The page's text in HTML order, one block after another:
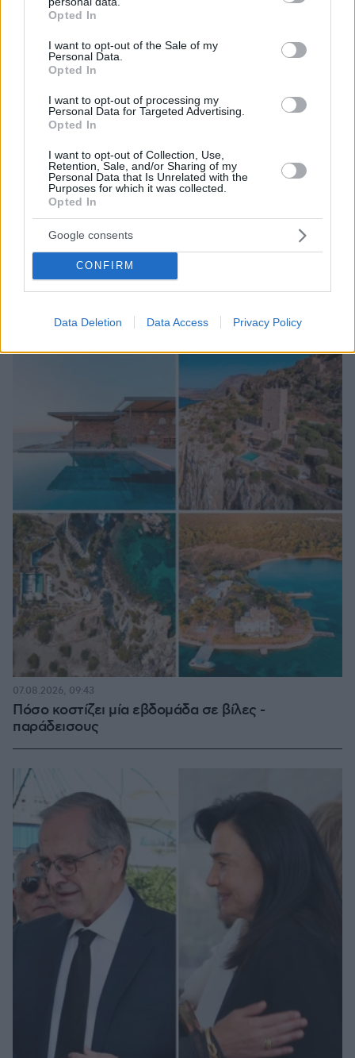
grant or deny consent to Google and its third-party tags to
use your data for below specified purposes in below Google
consent section.
Opted In
I want to opt-out of the Sale of my
Personal Data.
Opted In
I want to opt-out of processing my
Personal Data for Targeted Advertising.
Opted In
I want to opt-out of Collection, Use,
Retention, Sale, and/or Sharing of my
Personal Data that Is Unrelated with the
Purposes for which it was collected.
Opted In
Google consents
CONFIRM
Data Deletion Data Access Privacy Policy
Loaded:
Οικογενειακή τραγωδία στις Σέρρες, μητέρα και
γιος οι νεκροί από την μετωπική φορτηγού με ΙΧ -
Βίντεο ντοκουμέντο από τη στιγμή της
07.08.2026, 09:58
Πόσο κοστίζει μία εβδομάδα σε βίλες -
παράδεισους
07.08.2026, 09:43